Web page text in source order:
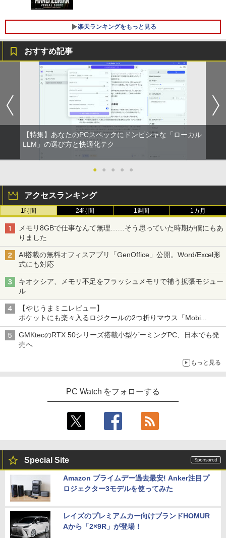
5
華特典付き｜最大180日保証｜Core i5 第
8世代｜中古ノートパソコン Windows11
office付き｜15.6型 テンキー付き｜ノー
トパソコンWindows11 第8世代｜ノート
パソコン｜パソコン｜PC｜中古PC
￥29,800
リ 16GB/ SSD 512GB/ Windows 11/ 20
24 Office付き/ 2025年1月モデル
【★20％クーポン】MINISFORUM UM8
80 PlusミニPC AMD Ryzen 7 8845HS 1
6GB/32GB RAM 512GB/1TB SSD Wind
ows 11 Pro ゲーミングpc 2.5Gbps LA
N/Wi-Fi6E/BT5.2/HDMI2.1/USB4/DP1.4/
OCuLink 搭載コンパクトPC
￥131,999
5
【楽天1位！保護レザーケース付き】【タ
高画質 デュアルモニター サブモニター
ポータブルモニター ゲーミングモニター
リモートワーク IPS Tpye-C/mini HDMI
pc ミニPC iPhone対応
￥9,999
楽天ランキングをもっと見る
おすすめ記事
【特集】あなたのPCスペックにドンピシャな「ローカル
LLM」の選び方と快適化テク
● ● ● ● ●
アクセスランキング
1時間 24時間 1週間 1カ月
メモリ8GBで仕事なんて無理……そう思っていた時期が僕にもあ
りました
AI搭載の無料オフィスアプリ「GenOffice」公開。Word/Excel形
式にも対応
キオクシア、メモリ不足をフラッシュメモリで補う拡張モジュー
ル
【やじうまミニレビュー】
ポケットにも楽々入るロジクールの2つ折りマウス「Mobi
Fold」。その気になるギミックとは？
GMKtecのRTX 50シリーズ搭載小型ゲーミングPC、日本でも発
売へ
もっと見る
PC Watch をフォローする
Special Site
Amazon プライムデー過去最安! Anker注目プ
ロジェクター3モデルを使ってみた
レイズのプレミアムカー向けブランドHOMUR
Aから「2×9R」が登場！